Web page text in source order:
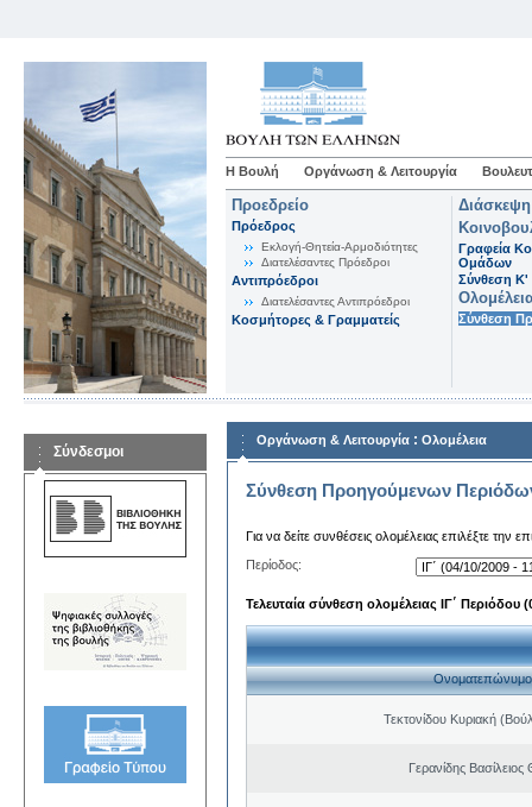
Η Βουλή Οργάνωση & Λειτουργία
Προεδρείο
Πρόεδρος
Εκλογή-Θητεία-Αρμοδιότητες
Διατελέσαντες Πρόεδροι
Αντιπρόεδροι
Διατελέσαντες Αντιπρόεδροι
Κοσμήτορες & Γραμματείς
Γραφεία
Ομάδων
Σύνθεση K'
Σύνθεση
Σύνδεσμοι
Οργάνωση & Λειτουργία : Ολομέλεια
Σύνθεση Προηγούμενων
Για να δείτε συνθέσεις ολομέλειας επιλέξτε την
Περίοδος:
Τελευταία σύνθεση ολομέλειας ΙΓ΄ Περιόδου
Ονοματεπώνυμο
Τεκτονίδου Κυριακή
Γερανίδης